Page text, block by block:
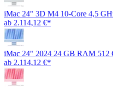
iMac 24" 3D M4 10-Core 4,5
ab 2.114,12 €*
iMac 24" 2024 24 GB RAM 512
ab 2.114,12 €*